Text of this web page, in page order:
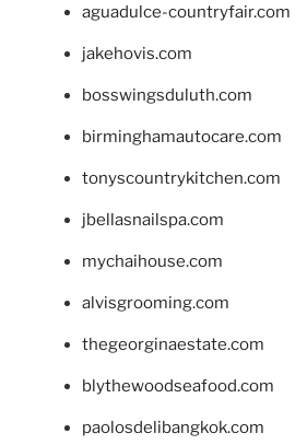
aguadulce-countryfair.com
jakehovis.com
bosswingsduluth.com
birminghamautocare.com
tonyscountrykitchen.com
jbellasnailspa.com
mychaihouse.com
alvisgrooming.com
thegeorginaestate.com
blythewoodseafood.com
paolosdelibangkok.com